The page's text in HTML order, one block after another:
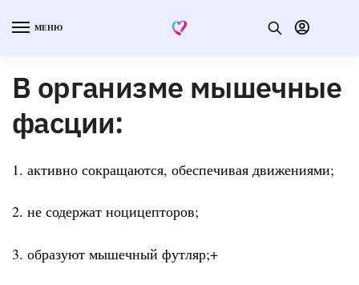
МЕНЮ
В организме мышечные
фасции:
1. активно сокращаются, обеспечивая движениями;
2. не содержат ноцицепторов;
3. образуют мышечный футляр;+